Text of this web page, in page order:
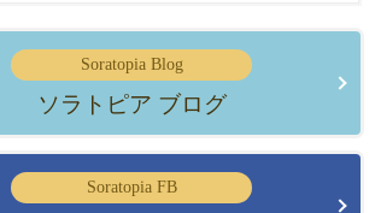
Soratopia Blog
ソラトピア ブログ
Soratopia FB